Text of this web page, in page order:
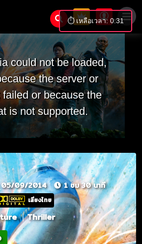
could not be loaded,
the server or
failed or because the
is not supported.
05/09/2014 1 ชม 30 นาที
เสียงไทย
Thriller
⏱️ เหลือเวลา: 0:31